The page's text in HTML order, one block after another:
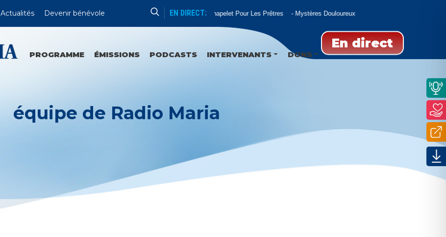
Actualités Devenir bénévole EN DIRECT:Chapelet Pour Les Prêtres Mystères Douloureux
En direct
PROGRAMME ÉMISSIONS PODCASTS INTERVENANTS DONS
équipe de Radio Maria